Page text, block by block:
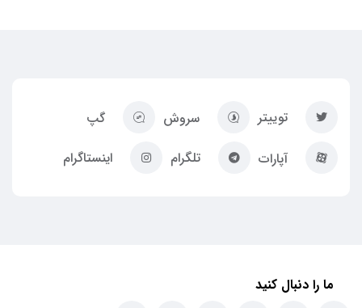
توییتر سروش
گپ
آپارات
تلگرام اینستاگرام
ما را دنبال کنید